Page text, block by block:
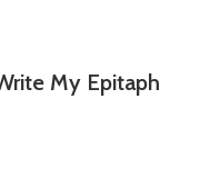
My Epitaph